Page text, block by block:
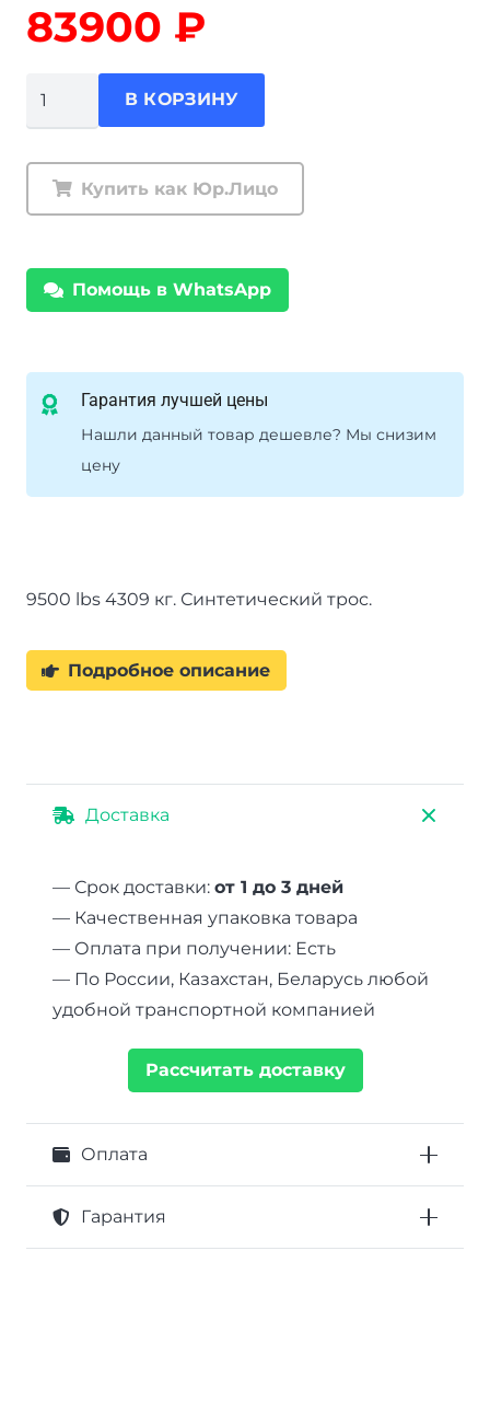
83900 ₽
электрическая
СТОКРАТ
9.5
WP,
л.с.
В КОРЗИНУ
Купить как Юр.Лицо
Помощь в WhatsApp
Гарантия лучшей цены
Нашли данный товар дешевле? Мы снизим
цену
9500 lbs 4309 кг. Синтетический трос.
Подробное описание
Доставка
— Срок доставки: от 1 до 3 дней
— Качественная упаковка товара
— Оплата при получении: Есть
— По России, Казахстан, Беларусь любой
удобной транспортной компанией
Рассчитать доставку
Оплата
Гарантия